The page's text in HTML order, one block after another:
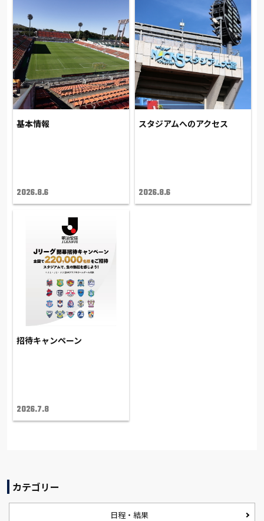
基本情報
2026.8.6
スタジアムへのアクセス
2026.8.6
招待キャンペーン
2026.7.8
カテゴリー
日程・結果